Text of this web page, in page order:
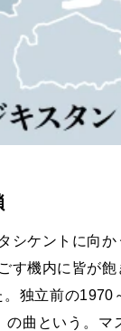
シケントに向
す機内に皆が
独立前の
曲という。マ